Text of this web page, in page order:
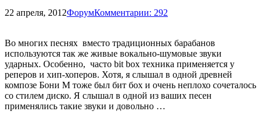
22 апреля, 2012ФорумКомментарии: 292
Во многих песнях вместо традиционных барабанов
используются так же живые вокально-шумовые звуки
ударных. Особенно, часто bit box техника применяется у
реперов и хип-хоперов. Хотя, я слышал в одной древней
композе Бони М тоже был бит бох и очень неплохо сочеталось
со стилем диско. Я слышал в одной из ваших песен
применялись такие звуки и довольно …